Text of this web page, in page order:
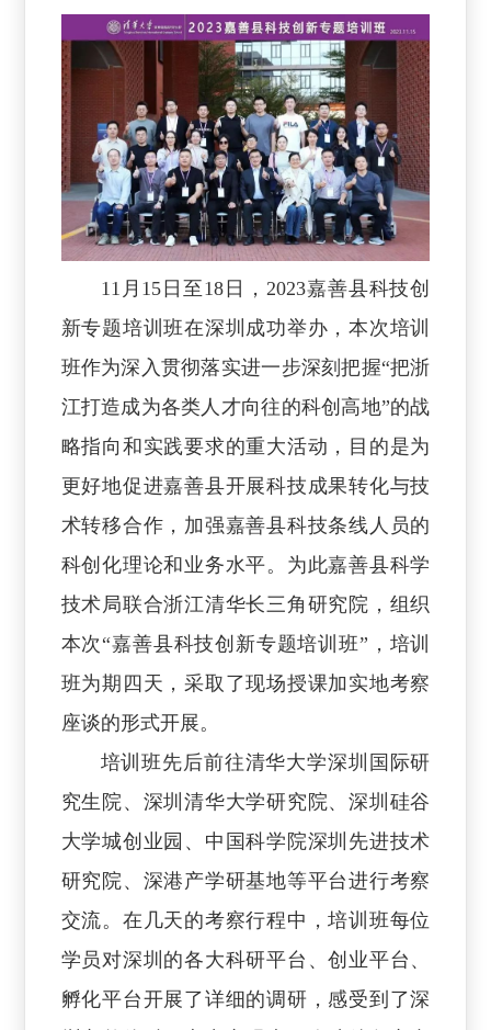
11月15日至18日，2023嘉善县科技创
新专题培训班在深圳成功举办，本次培训
班作为深入贯彻落实进一步深刻把握“把浙
江打造成为各类人才向往的科创高地”的战
略指向和实践要求的重大活动，目的是为
更好地促进嘉善县开展科技成果转化与技
术转移合作，加强嘉善县科技条线人员的
科创化理论和业务水平。为此嘉善县科学
技术局联合浙江清华长三角研究院，组织
本次“嘉善县科技创新专题培训班”，培训
班为期四天，采取了现场授课加实地考察
座谈的形式开展。
培训班先后前往清华大学深圳国际研
究生院、深圳清华大学研究院、深圳硅谷
大学城创业园、中国科学院深圳先进技术
研究院、深港产学研基地等平台进行考察
交流。在几天的考察行程中，培训班每位
学员对深圳的各大科研平台、创业平台、
孵化平台开展了详细的调研，感受到了深